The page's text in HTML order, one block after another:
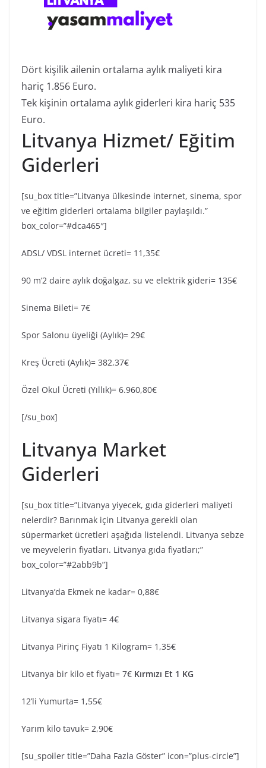
Dört kişilik ailenin ortalama aylık maliyeti kira
hariç 1.856 Euro.
Tek kişinin ortalama aylık giderleri kira hariç 535
Euro.
Litvanya Hizmet/ Eğitim
Giderleri
[su_box title=”Litvanya ülkesinde internet, sinema, spor
ve eğitim giderleri ortalama bilgiler paylaşıldı.”
box_color=”#dca465″]
ADSL/ VDSL internet ücreti= 11,35€
90 m’2 daire aylık doğalgaz, su ve elektrik gideri= 135€
Sinema Bileti= 7€
Spor Salonu üyeliği (Aylık)= 29€
Kreş Ücreti (Aylık)= 382,37€
Özel Okul Ücreti (Yıllık)= 6.960,80€
[/su_box]
Litvanya Market
Giderleri
[su_box title=”Litvanya yiyecek, gıda giderleri maliyeti
nelerdir? Barınmak için Litvanya gerekli olan
süpermarket ücretleri aşağıda listelendi. Litvanya sebze
ve meyvelerin fiyatları. Litvanya gıda fiyatları;”
box_color=”#2abb9b”]
Litvanya’da Ekmek ne kadar= 0,88€
Litvanya sigara fiyatı= 4€
Litvanya Pirinç Fiyatı 1 Kilogram= 1,35€
Litvanya bir kilo et fiyatı= 7€ Kırmızı Et 1 KG
12’li Yumurta= 1,55€
Yarım kilo tavuk= 2,90€
[su_spoiler title=”Daha Fazla Göster” icon=”plus-circle”]